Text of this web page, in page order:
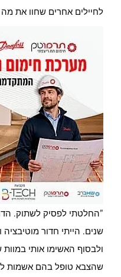
לחיילים אחרים שחוו את מה
"החלטתי לפסיק לשתוק.
שנים. הייתי חדור מוטיבציה
ולבסוף האשימו אותי במוות
שהצבא טופל בהם אשמות